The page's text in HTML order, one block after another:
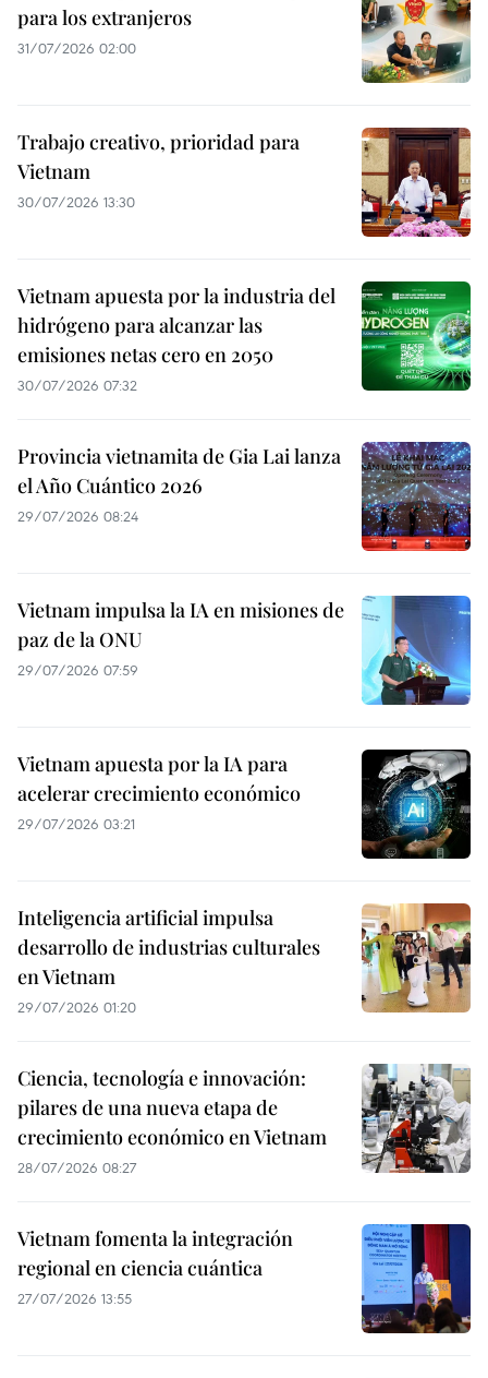
para los extranjeros
31/07/2026 02:00
Trabajo creativo, prioridad para
Vietnam
30/07/2026 13:30
Vietnam apuesta por la industria del
hidrógeno para alcanzar las
emisiones netas cero en 2050
30/07/2026 07:32
Provincia vietnamita de Gia Lai lanza
el Año Cuántico 2026
29/07/2026 08:24
Vietnam impulsa la IA en misiones de
paz de la ONU
29/07/2026 07:59
Vietnam apuesta por la IA para
acelerar crecimiento económico
29/07/2026 03:21
Inteligencia artificial impulsa
desarrollo de industrias culturales
en Vietnam
29/07/2026 01:20
Ciencia, tecnología e innovación:
pilares de una nueva etapa de
crecimiento económico en Vietnam
28/07/2026 08:27
Vietnam fomenta la integración
regional en ciencia cuántica
27/07/2026 13:55